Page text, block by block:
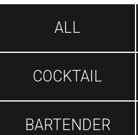
ALL
COCKTAIL
BARTENDER